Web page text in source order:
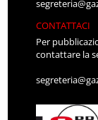
CONTATTACI
Per
contattare la